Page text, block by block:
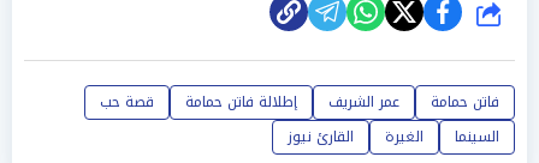
شارك
فاتن حمامة عمر الشريف إطلالة فاتن حمامة
قصة حب
السينما
الغيرة القارئ نيوز